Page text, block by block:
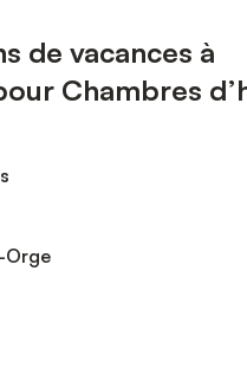
de vacances à
Chambres
Orge